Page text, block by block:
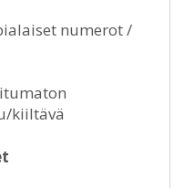
numerot /
kiiltävä